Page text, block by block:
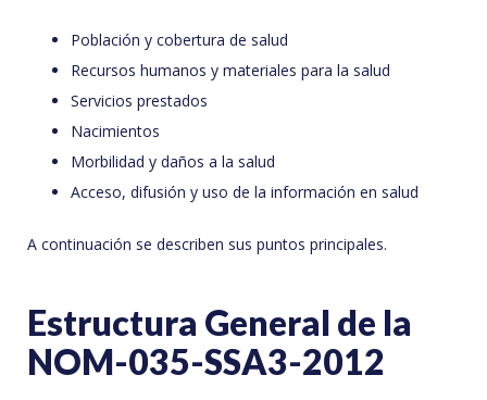
Población y cobertura de salud
Recursos humanos y materiales para la salud
Servicios prestados
Nacimientos
Morbilidad y daños a la salud
Acceso, difusión y uso de la información en salud
A continuación se describen sus puntos principales.
Estructura General de la
NOM-035-SSA3-2012